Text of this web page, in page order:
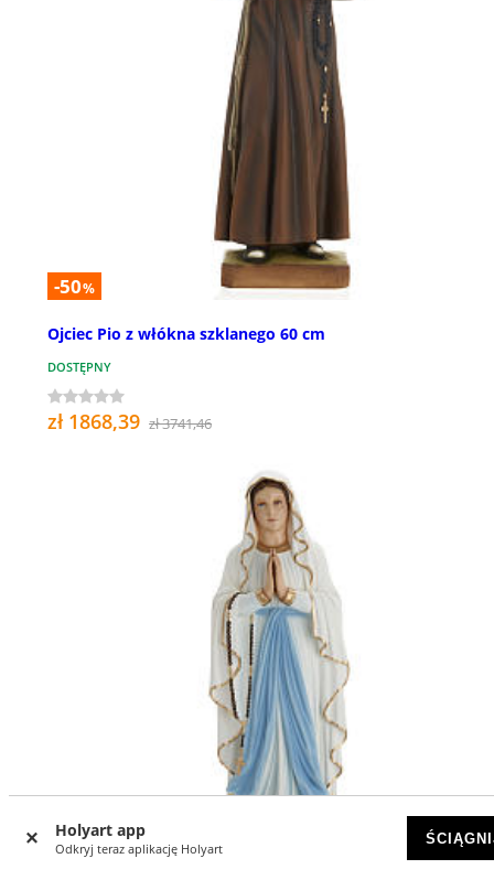
Holyart app
Odkryj teraz aplikację Holyart
-50%
Ojciec Pio z włókna szklanego 60 cm
DOSTĘPNY
zł 1868,39 zł 3741,46